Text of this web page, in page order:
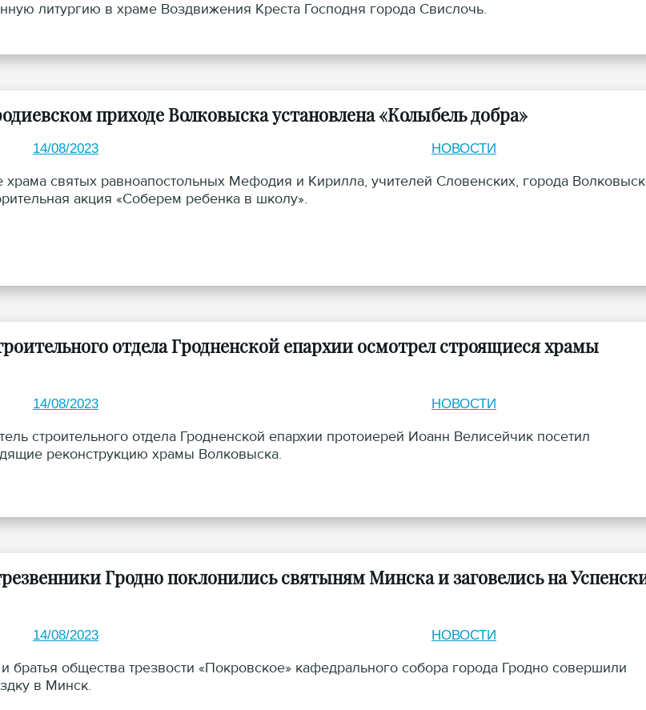
литургию в храме Воздвижения Креста Господня города Свислочь.
приходе Волковыска установлена «Колыбель добра»
14/08/2023 НОВОСТИ
храма святых равноапостольных Мефодия и Кирилла, учителей Словенских, города
акция «Соберем ребенка в школу».
отдела Гродненской епархии осмотрел строящиеся храмы
14/08/2023 НОВОСТИ
строительного отдела Гродненской епархии протоиерей Иоанн Велисейчик посетил
реконструкцию храмы Волковыска.
Гродно поклонились святыням Минска и заговелись на
14/08/2023 НОВОСТИ
и братья общества трезвости «Покровское» кафедрального собора города Гродно совершили
в Минск.